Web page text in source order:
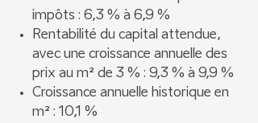
impôts : 6,3 % à 6,9 %
Rentabilité du capital attendue,
avec une croissance annuelle des
prix au m² de 3 % : 9,3 % à 9,9 %
Croissance annuelle historique en
m² : 10,1 %